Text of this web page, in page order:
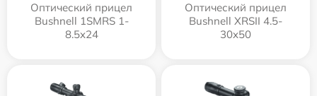
Оптический прицел
Bushnell 1SMRS 1-
8.5x24
Оптический прицел
Bushnell XRSII 4.5-
30x50